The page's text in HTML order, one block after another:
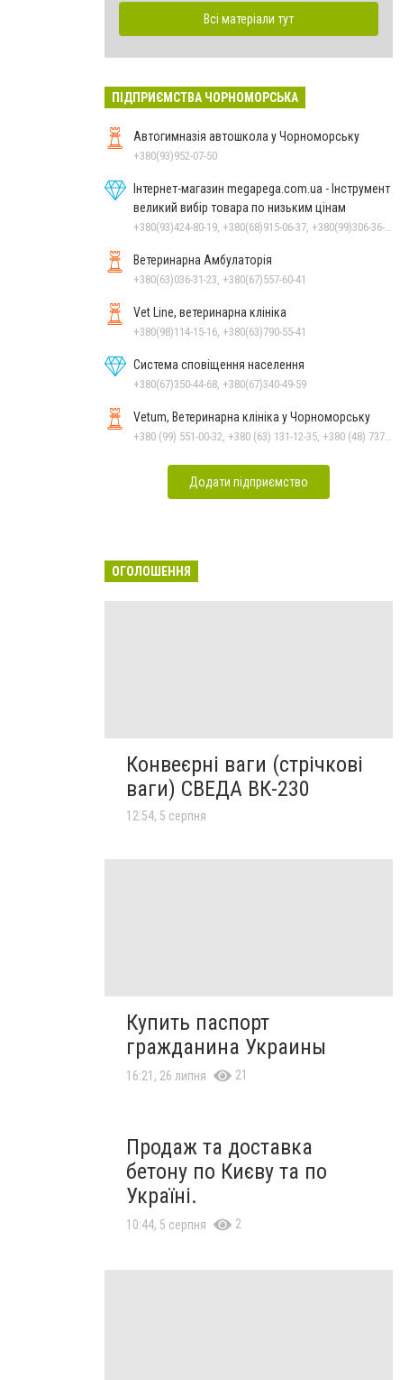
Всі матеріали тут
ПІДПРИЄМСТВА ЧОРНОМОРСЬКА
Автогимназія автошкола у Чорноморську
+380(93)952-07-50
Інтернет-магазин megapega.com.ua - Інструмент
великий вибір товара по низьким цінам
Ветеринарна Амбулаторія
+380(63)036-31-23, +380(67)557-60-41
Vet Line, ветеринарна клініка
+380(98)114-15-16, +380(63)790-55-41
Система сповіщення населення
+380(67)350-44-68, +380(67)340-49-59
Vetum, Ветеринарна клініка у Чорноморську
Додати підприємство
ОГОЛОШЕННЯ
Конвеєрні ваги (стрічкові
ваги) СВЕДА ВК-230
12:54, 5 серпня
Купить паспорт
гражданина Украины
16:21, 26 липня 21
Продаж та доставка
бетону по Києву та по
Україні.
10:44, 5 серпня 2